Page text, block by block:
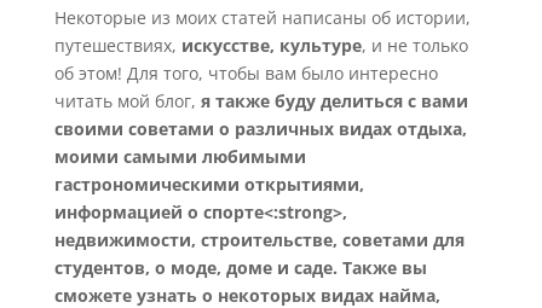
Некоторые из моих статей написаны об истории,
путешествиях, искусстве, культуре, и не только
об этом! Для того, чтобы вам было интересно
читать мой блог, я также буду делиться с вами
своими советами о различных видах отдыха,
моими самыми любимыми
гастрономическими открытиями,
информацией о спорте<:strong>,
недвижимости, строительстве, советами для
студентов, о моде, доме и саде. Также вы
сможете узнать о некоторых видах найма,